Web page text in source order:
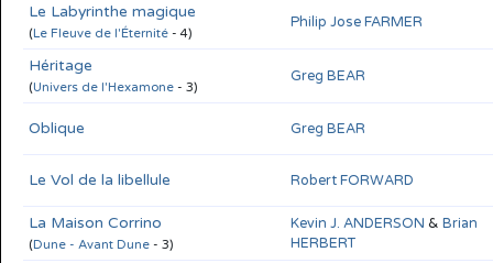
Le Labyrinthe magique
(Le Fleuve de l'Éternité - 4)
Philip Jose FARMER
Héritage
(Univers de l'Hexamone - 3)
Greg BEAR
Oblique Greg BEAR
Le Vol de la libellule Robert FORWARD
La Maison Corrino
(Dune - Avant Dune - 3)
Kevin J. ANDERSON & Brian
HERBERT